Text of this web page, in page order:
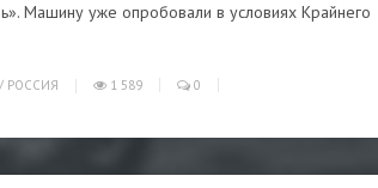
Машину уже опробовали в условиях Крайнего
/ РОССИЯ 1 589 0